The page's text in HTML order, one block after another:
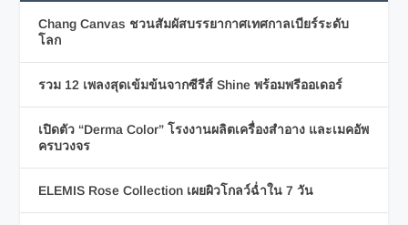
Chang Canvas ชวนสัมผัสบรรยากาศเทศกาลเบียร์ระดับ
โลก
รวม 12 เพลงสุดเข้มข้นจากซีรีส์ Shine พร้อมพรีออเดอร์
เปิดตัว “Derma Color” โรงงานผลิตเครื่องสำอาง และเมคอัพ
ครบวงจร
ELEMIS Rose Collection เผยผิวโกลว์ฉ่ำใน 7 วัน